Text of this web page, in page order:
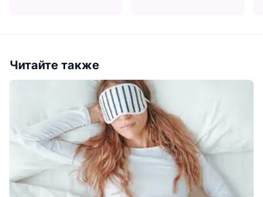
Читайте также